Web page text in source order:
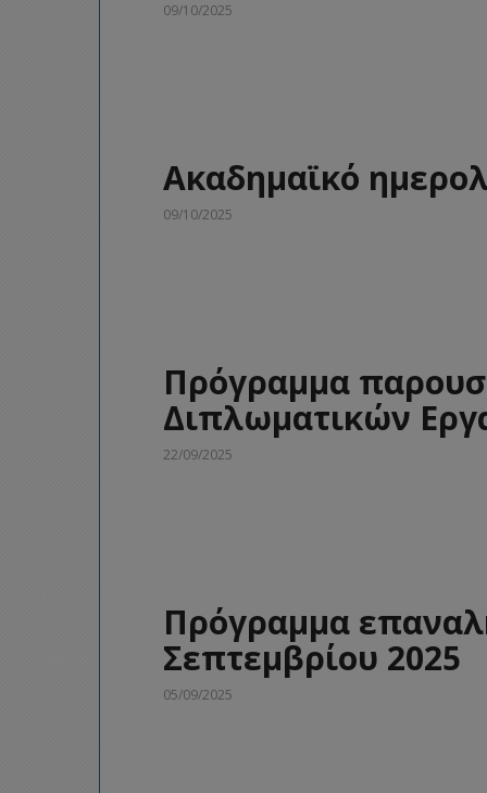
09/10/2025
Ακαδημαϊκό
09/10/2025
Πρόγραμμα
Διπλωματικών
22/09/2025
Πρόγραμμα
Σεπτεμβρίου 2025
05/09/2025